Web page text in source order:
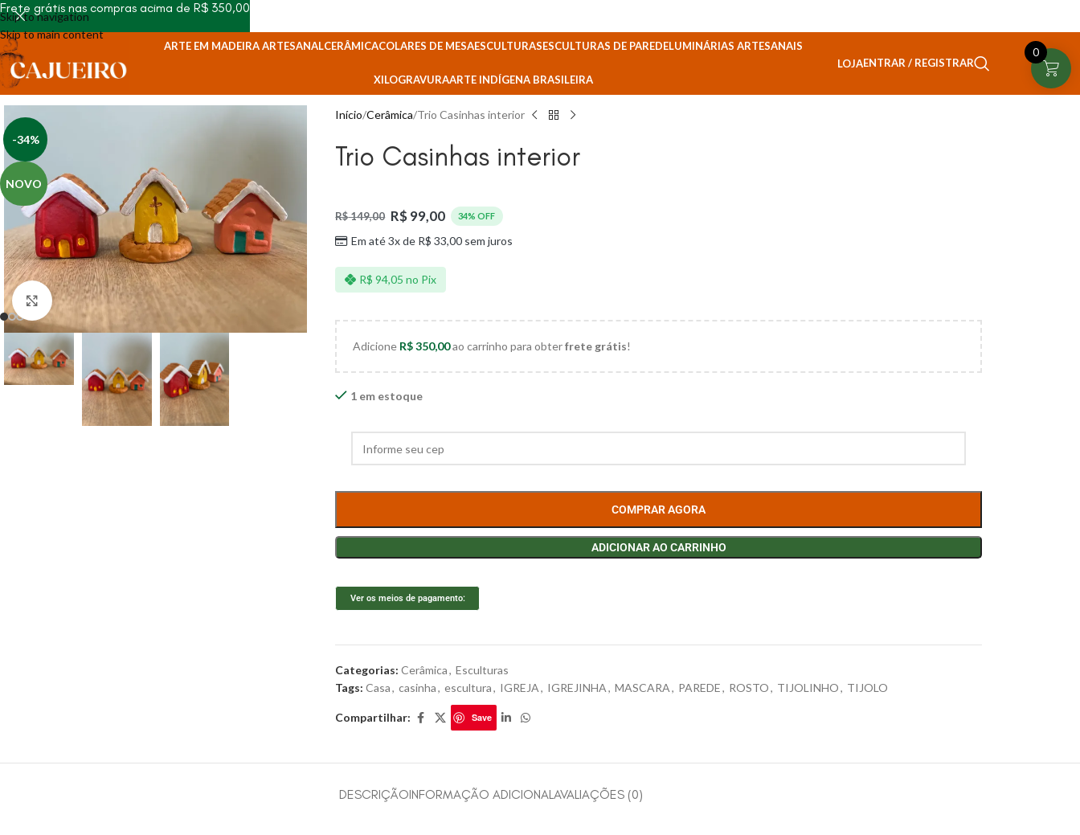
Skip to navigation
Skip to main content
ARTE EM MADEIRA ARTESANALCERÂMICACOLARES DE MESAESCULTURASESCULTURAS DE PAREDELUMINÁRIAS ARTESANAIS
XILOGRAVURAARTE INDÍGENA BRASILEIRA
LOJAENTRAR / REGISTRAR
-34%
NOVO
Clique para ampliar
Início Cerâmica Trio Casinhas interior
Trio Casinhas interior
R$149,00 R$99,00 34% OFF
Em até 3x de R$ 33,00sem juros
R$ 94,05 no Pix
Adicione R$350,00ao carrinho para obterfrete grátis!
1 em estoque
ADICIONAR AO CARRINHO
COMPRAR AGORA
Ver os meios de pagamento:
Categorias: Cerâmica, Esculturas
Tags: Casa, casinha, escultura, IGREJA, IGREJINHA, MASCARA, PAREDE, ROSTO, TIJOLINHO, TIJOLO
Compartilhar: Save
DESCRIÇÃOINFORMAÇÃO ADICIONALAVALIAÇÕES (0)
Frete grátis nas compras acima de R$ 350,00
0